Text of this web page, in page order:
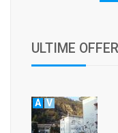
ULTIME
A V